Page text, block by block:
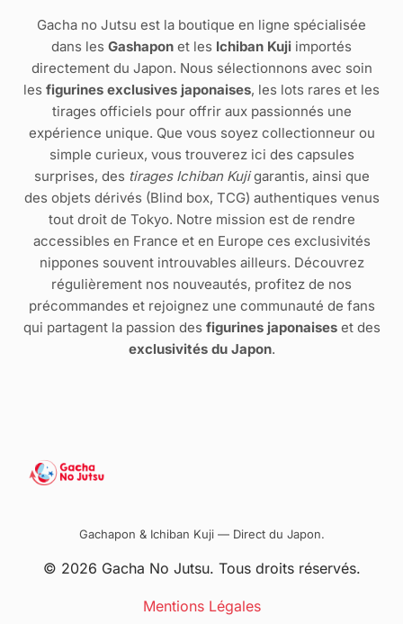
Gacha no Jutsu est la boutique en ligne spécialisée
dans les Gashapon et les Ichiban Kuji importés
directement du Japon. Nous sélectionnons avec soin
les figurines exclusives japonaises, les lots rares et les
tirages officiels pour offrir aux passionnés une
expérience unique. Que vous soyez collectionneur ou
simple curieux, vous trouverez ici des capsules
surprises, des tirages Ichiban Kujigarantis, ainsi que
des objets dérivés (Blind box, TCG) authentiques venus
tout droit de Tokyo. Notre mission est de rendre
accessibles en France et en Europe ces exclusivités
nippones souvent introuvables ailleurs. Découvrez
régulièrement nos nouveautés, profitez de nos
précommandes et rejoignez une communauté de fans
qui partagent la passion des figurines japonaiseset des
exclusivités du Japon.
Gachapon & Ichiban Kuji — Direct du Japon.
© 2026 Gacha No Jutsu. Tous droits réservés.
Mentions Légales